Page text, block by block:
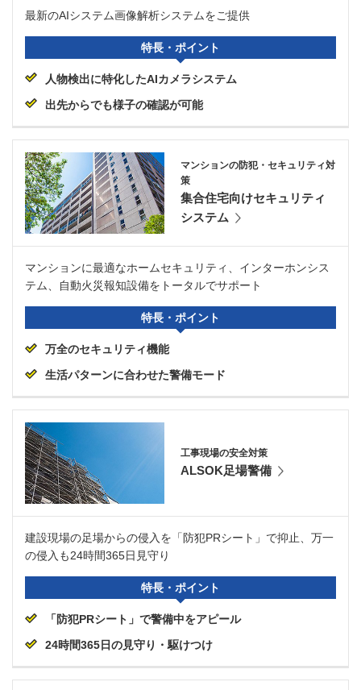
最新のAIシステム画像解析システムをご提供
特長・ポイント
人物検出に特化したAIカメラシステム
出先からでも様子の確認が可能
マンションの防犯・セキュリティ対
策
集合住宅向けセキュリティ
システム
マンションに最適なホームセキュリティ、インターホンシス
テム、自動火災報知設備をトータルでサポート
特長・ポイント
万全のセキュリティ機能
生活パターンに合わせた警備モード
工事現場の安全対策
ALSOK足場警備
建設現場の足場からの侵入を「防犯PRシート」で抑止、万一
の侵入も24時間365日見守り
特長・ポイント
「防犯PRシート」で警備中をアピール
24時間365日の見守り・駆けつけ